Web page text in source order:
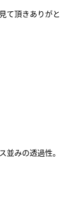
て頂きありがと
並みの透過性。